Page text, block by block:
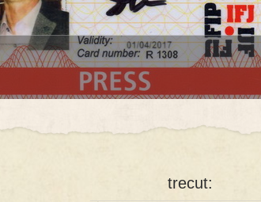
trecut: